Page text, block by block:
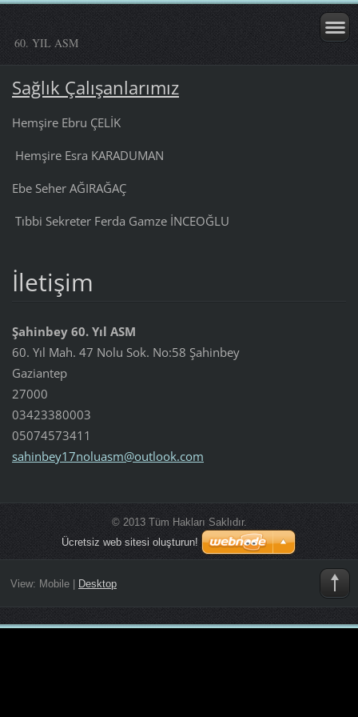
60. YIL ASM
Sağlık Çalışanlarımız
Hemşire Ebru ÇELİK
Hemşire Esra KARADUMAN
Ebe Seher AĞIRAĞAÇ
Tıbbi Sekreter Ferda Gamze İNCEOĞLU
İletişim
Şahinbey 60. Yıl ASM
60. Yıl Mah. 47 Nolu Sok. No:58 Şahinbey
Gaziantep
27000
03423380003
05074573411
sahinbey17noluasm@outlook.com
© 2013 Tüm Hakları Saklıdır.
Ücretsiz web sitesi oluşturun!
View: Mobile| Desktop